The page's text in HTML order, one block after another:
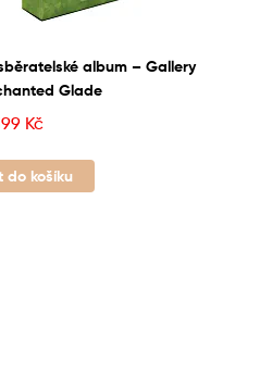
album – Gallery
Glade
Kč
do košíku